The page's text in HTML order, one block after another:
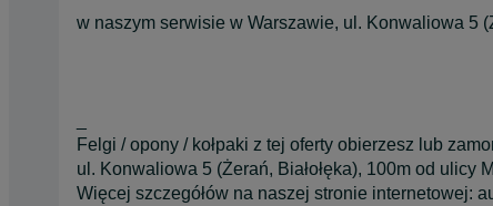
w naszym serwisie w Warszawie, ul. Konwaliowa 5
Felgi / opony / kołpaki z tej oferty obierzesz lub
ul. Konwaliowa 5 (Żerań, Białołęka), 100m od ulicy
Więcej szczegółów na naszej stronie internetowej: